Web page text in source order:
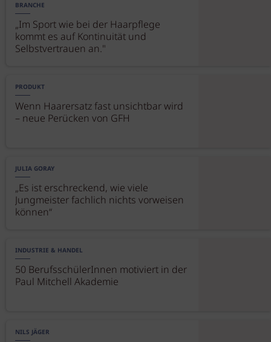
BRANCHE
„Im Sport wie bei der Haarpflege
kommt es auf Kontinuität und
Selbstvertrauen an."
PRODUKT
Wenn Haarersatz fast unsichtbar wird
– neue Perücken von GFH
JULIA GORAY
„Es ist erschreckend, wie viele
Jungmeister fachlich nichts vorweisen
können“
INDUSTRIE & HANDEL
50 BerufsschülerInnen motiviert in der
Paul Mitchell Akademie
NILS JÄGER